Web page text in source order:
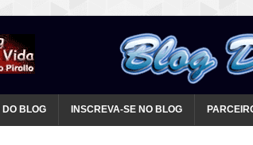
DO BLOG INSCREVA-SE NO BLOG